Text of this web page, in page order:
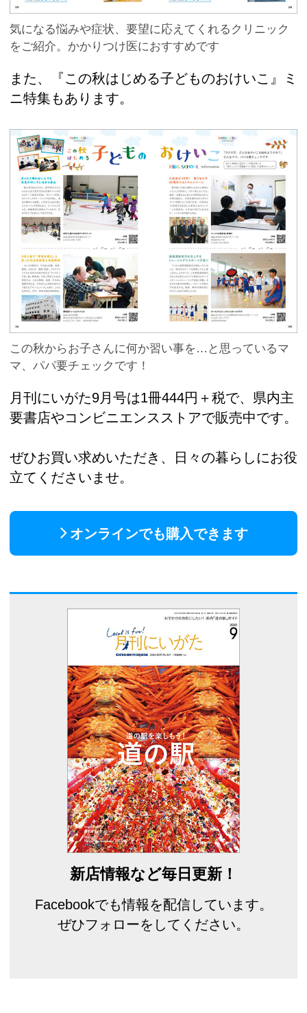
気になる悩みや症状、要望に応えてくれるクリニック
をご紹介。かかりつけ医におすすめです
また、『この秋はじめる子どものおけいこ』ミ
ニ特集もあります。
この秋からお子さんに何か習い事を…と思っているマ
マ、パパ要チェックです！
月刊にいがた9月号は1冊444円＋税で、県内主
要書店やコンビニエンスストアで販売中です。
ぜひお買い求めいただき、日々の暮らしにお役
立てくださいませ。
オンラインでも購入できます
新店情報など毎日更新！
Facebookでも情報を配信しています。
ぜひフォローをしてください。